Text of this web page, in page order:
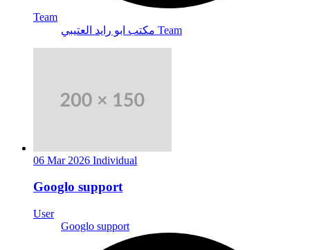
Team
مكتب ابو رايد العتيبي Team
06 Mar 2026 Individual
Googlo support
User
Googlo support